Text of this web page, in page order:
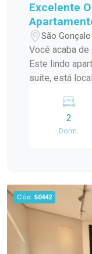
Excelente
Pelotas/RS
São
Você acaba
Este lindo
suíte, está
e do Fórum. Com uma sacada charmosa e
receber
refeições
amantes de
divertido para as crianças.
viver em um
2
Dorm.
Cód. 50442